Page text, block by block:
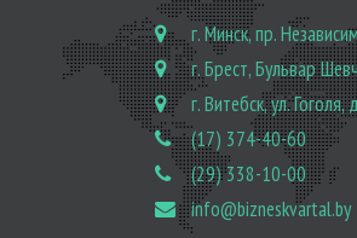
г. Минск, пр.
г. Брест, Бульвар
г. Витебск, ул.
(17) 374-40-60
(29) 338-10-00
info@bizneskvartal.by